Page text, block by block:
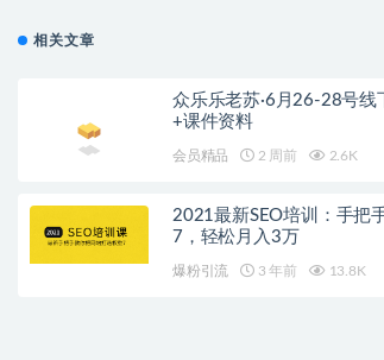
相关文章
众乐乐老苏·6月26-28号
+课件资料
会员精品 2 周前 2.6K
2021最新SEO培训：手把
7，轻松月入3万
爆粉引流 3 年前 13.8K